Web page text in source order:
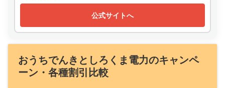
公式サイトへ
おうちでんきとしろくま電力のキャンペ
ーン・各種割引比較